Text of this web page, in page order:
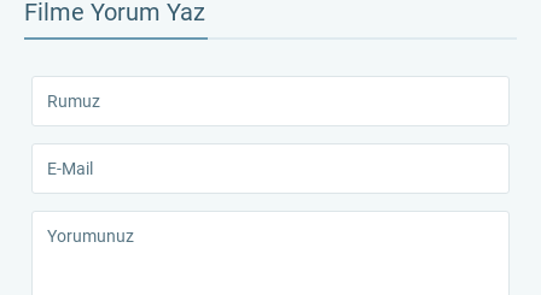
Filme Yorum Yaz